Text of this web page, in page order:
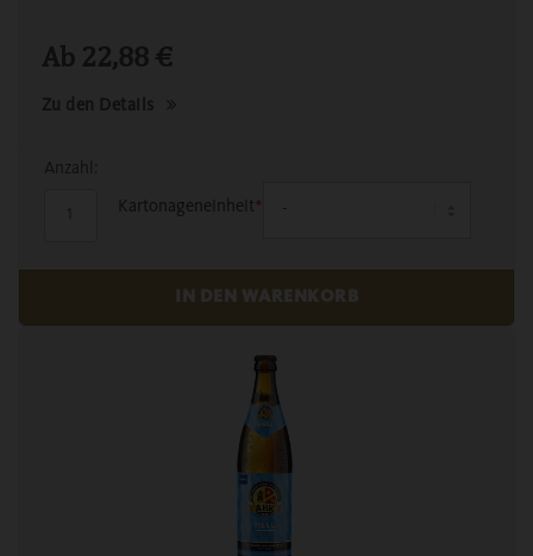
Ab 22,88 €
Zu den Details
Kartonageneinheit *
Anzahl: